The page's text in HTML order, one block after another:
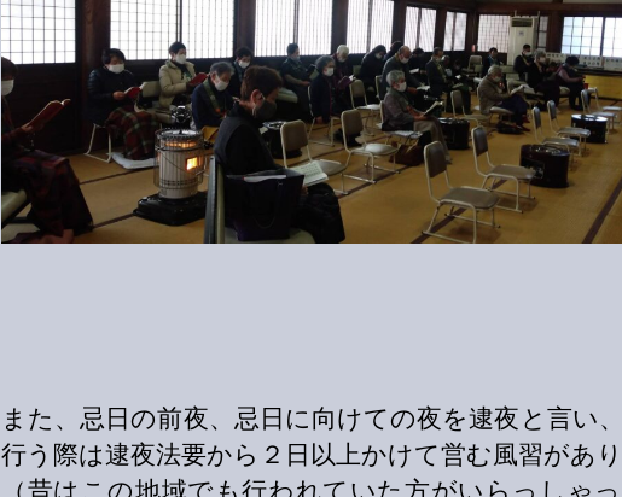
また、忌日の前夜、忌日に向けての夜を逮夜と言い
行う際は逮夜法要から２日以上かけて営む風習があ
（昔はこの地域でも行われていた方がいらっしゃ